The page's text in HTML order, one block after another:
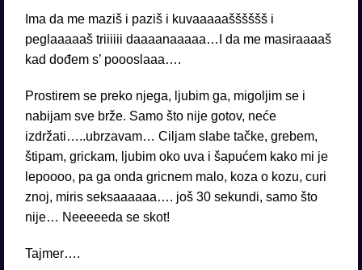
Ima da me maziš i paziš i kuvaaaaašššššš i
peglaaaaaš triiiiii daaaanaaaaa…I da me masiraaaaš
kad dođem s’ poooslaaa….
Prostirem se preko njega, ljubim ga, migoljim se i
nabijam sve brže. Samo što nije gotov, neće
izdržati…..ubrzavam… Ciljam slabe tačke, grebem,
štipam, grickam, ljubim oko uva i šapućem kako mi je
lepoooo, pa ga onda gricnem malo, koza o kozu, curi
znoj, miris seksaaaaaa…. još 30 sekundi, samo što
nije… Neeeeeda se skot!
Tajmer….